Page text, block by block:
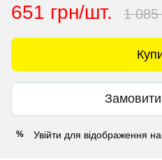
651 грн/шт. 1 085
% Увійти для відображення